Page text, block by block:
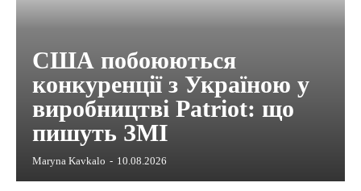
США побоюються
конкуренції з Україною у
виробництві Patriot: що
пишуть ЗМІ
Maryna Kavkalo - 10.08.2026